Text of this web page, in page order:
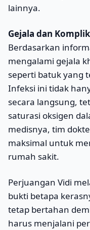
lainnya.
Gejala dan
Berdasarkan
mengalami gejala
seperti batuk yang
Infeksi ini tidak
secara langsung,
saturasi oksigen
medisnya, tim
maksimal untuk
rumah sakit.
Perjuangan Vidi
bukti betapa
tetap bertahan
harus menjalani